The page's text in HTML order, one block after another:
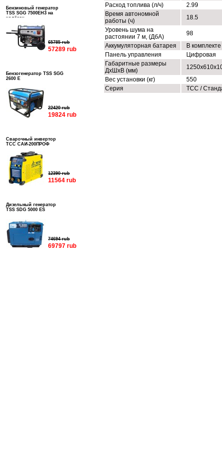
Бензиновый генератор
TSS SGG 7500EH3 на
колёсах
65785 rub
57289 rub
Бензогенератор TSS SGG
2600 E
22420 rub
19824 rub
Сварочный инвертор
ТСС САИ-200ПРОФ
12390 rub
11564 rub
Дизельный генератор
TSS SDG 5000 ES
74694 rub
69797 rub
Расход топлива (л/ч)
2.99
Время автономной
работы (ч)
18.5
Уровень шума на
растоянии 7 м, (ДбА)
98
Аккумуляторная батарея
В комплекте
Панель управления
Цифровая
Габаритные размеры
ДхШхВ (мм)
Вес установки (кг)
550
Серия
ТСС /